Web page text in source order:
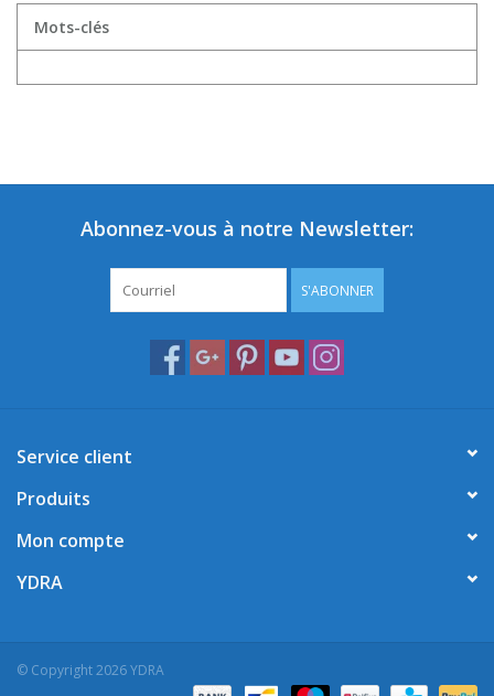
Mots-clés
Abonnez-vous à notre Newsletter:
S'ABONNER
Service client
Produits
Mon compte
YDRA
© Copyright 2026 YDRA